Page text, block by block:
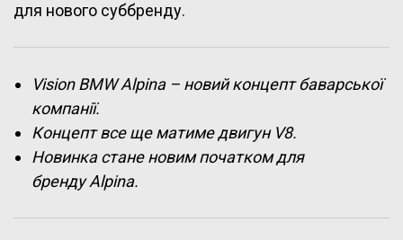
для нового суббренду.
Vision BMW Alpina – новий концепт баварської
компанії.
Концепт все ще матиме двигун V8.
Новинка стане новим початком для
бренду Alpina.